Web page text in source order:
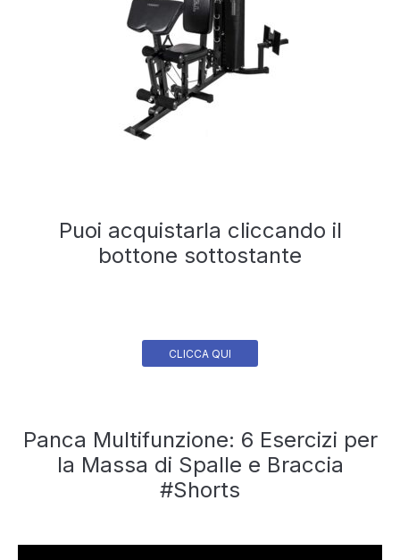
Puoi acquistarla cliccando il
bottone sottostante
CLICCA QUI
Panca Multifunzione: 6 Esercizi per
la Massa di Spalle e Braccia
#Shorts